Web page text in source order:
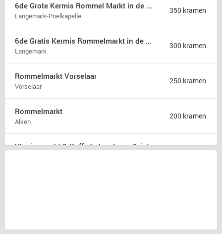
6de Grote Kermis Rommel Markt in de Madonna
Langemark-Poelkapelle
350 kramen
6de Gratis Kermis Rommelmarkt in de Madonna
Langemark
300 kramen
Rommelmarkt Vorselaar
Vorselaar
250 kramen
Rommelmarkt
Alken
200 kramen
Vlooienmarkt & Kofferbakverkoop Zeist 175 kramen